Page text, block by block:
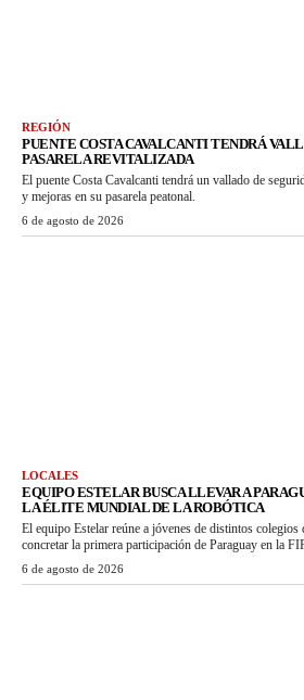
REGIÓN
PUENTE COSTA CAVALCANTI TENDRÁ
PASARELA REVITALIZADA
El puente Costa Cavalcanti tendrá un vallado de
y mejoras en su pasarela peatonal.
6 de agosto de 2026
LOCALES
EQUIPO ESTELAR BUSCA LLEVAR A
LA ÉLITE MUNDIAL DE LA ROBÓTICA
El equipo Estelar reúne a jóvenes de distintos colegios
concretar la primera participación de Paraguay en la
6 de agosto de 2026